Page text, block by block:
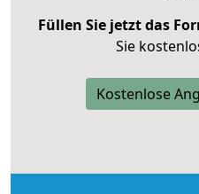
Füllen Sie jetzt das
Sie
Kostenlose